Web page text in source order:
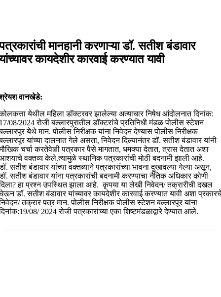
मानहानी करणाऱ्या डॉ. सतीश बंडावार
कायदेशीर कारवाई करण्यात यावी
वानखेडे:
येथील महिला डॉक्टरवर झालेल्या अत्याचार निषेध आंदोलनात दिनांक:
08/2024 रोजी बल्लारपुरातील डॉक्टरांचे प्रतिनिधी मंडळ पोलीस स्टेशन
येथे मान. पोलीस निरीक्षक यांना निवेदन देण्यास पोलीस निरीक्षक
यांच्या दालनात गेले असता, निवेदन दिल्यानंतर डॉ. सतीश बंडावार यांनी
चर्चा करतेवेळी पत्रकार पैसे मागतात, धमक्या देतात, त्रास देतात अशा
वक्तव्य केले.त्यामुळे स्थानिक पत्रकारांची मोठी बदनामी झाली आहे.
सतीश बंडावार यांच्या वक्तव्याने पत्रकारांच्या भावना दुखावल्या गेल्या असून,
सतीश बंडावार यांना पत्रकारांची बदनामी करण्याचा नैतिक अधिकार कोणी
हा प्रश्न उपस्थित झाला आहे. कृपया या लेखी निवेदन/ तक्रारीची दखल
डॉ. सतीश बंडावार यांच्यावर कायदेशीर कारवाई करण्यात यावी अशा
तक्रार पत्र मान. पोलीस निरीक्षक पोलीस स्टेशन बल्लारपूर यांना
08/ 2024 रोजी पत्रकारांच्या एका शिष्टमंडळाद्वारे देण्यात आले.